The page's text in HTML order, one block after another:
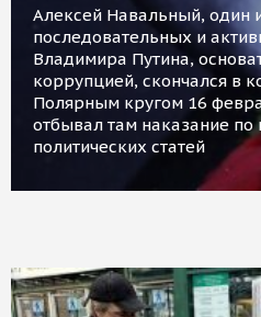
Алексей Навальный, один
последовательных и
Владимира Путина,
коррупцией, скончался в
Полярным кругом 16
отбывал там наказание по
политических статей